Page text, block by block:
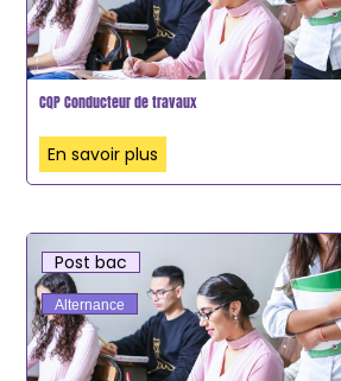
CQP Conducteur de travaux
En savoir plus
Post bac
Alternance